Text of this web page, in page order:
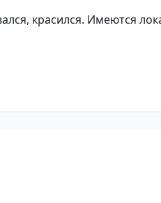
красился. Имеются